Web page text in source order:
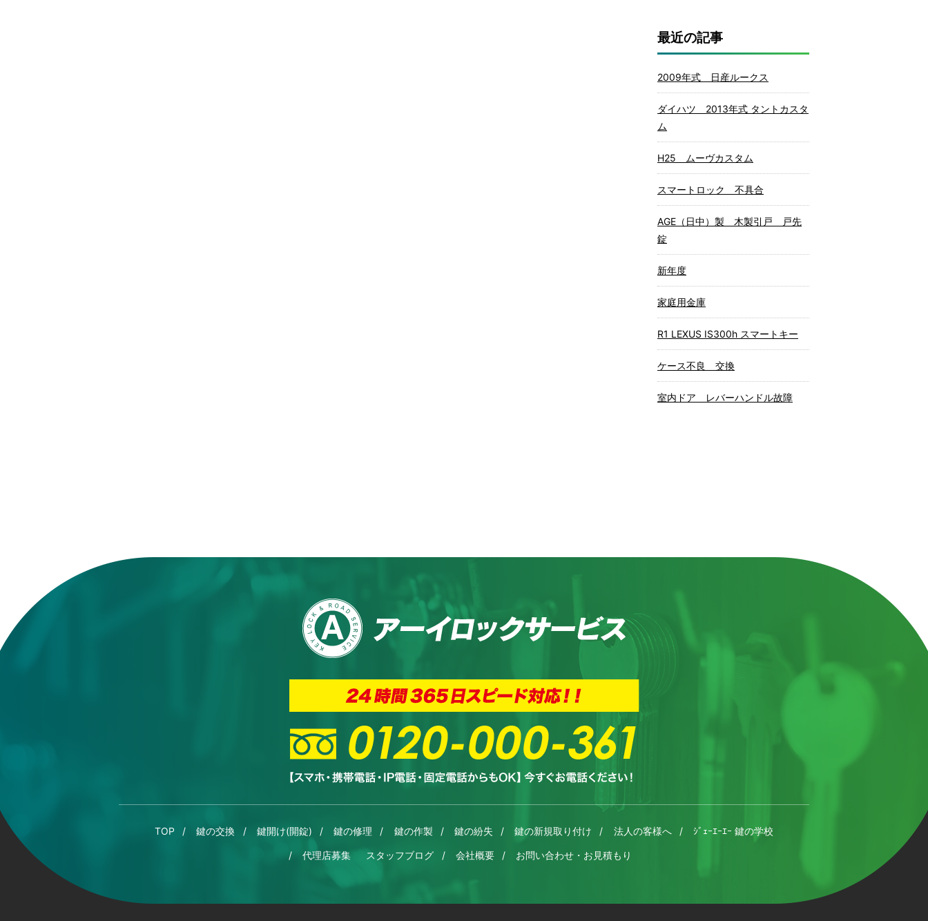
最近の記事
2009年式 日産ルークス
ダイハツ 2013年式 タントカスタ
ム
H25 ムーヴカスタム
スマートロック 不具合
AGE（日中）製 木製引戸 戸先
錠
新年度
家庭用金庫
R1 LEXUS IS300h スマートキー
ケース不良 交換
室内ドア レバーハンドル故障
TOP 鍵の交換 鍵開け(開錠) 鍵の修理 鍵の作製 鍵の紛失 鍵の新規取り付け 法人の客様へ ｼﾞｪｰｴｰｴｰ 鍵の学校
代理店募集 スタッフブログ 会社概要 お問い合わせ・お見積もり